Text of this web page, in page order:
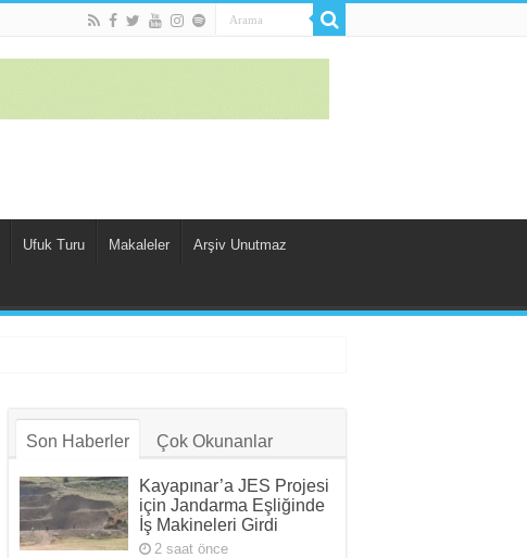
Ufuk Turu Makaleler Arşiv Unutmaz
Son Haberler Çok Okunanlar
Kayapınar’a JES Projesi
için Jandarma Eşliğinde
İş Makineleri Girdi
2 saat önce